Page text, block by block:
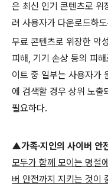
은 최신 인기 콘텐츠로 위
려 사용자가 다운로드하
무료 콘텐츠로 위장한 악
피해 , 기기 손상 등의 피
이트 중 일부는 사용자가
에 검색할 경우 상위 노출
필요하다.
▲가족·지인의 사이버 안
모두가 함께 모이는 명절
버 안전까지 지키는 것이